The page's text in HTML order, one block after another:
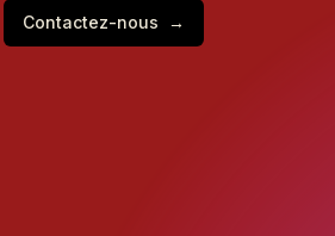
Contactez-nous →